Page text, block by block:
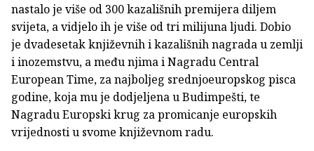
nastalo je više od 300 kazališnih premijera diljem
svijeta, a vidjelo ih je više od tri milijuna ljudi. Dobio
je dvadesetak književnih i kazališnih nagrada u zemlji
i inozemstvu, a među njima i Nagradu Central
European Time, za najboljeg srednjoeuropskog pisca
godine, koja mu je dodjeljena u Budimpešti, te
Nagradu Europski krug za promicanje europskih
vrijednosti u svome književnom radu.